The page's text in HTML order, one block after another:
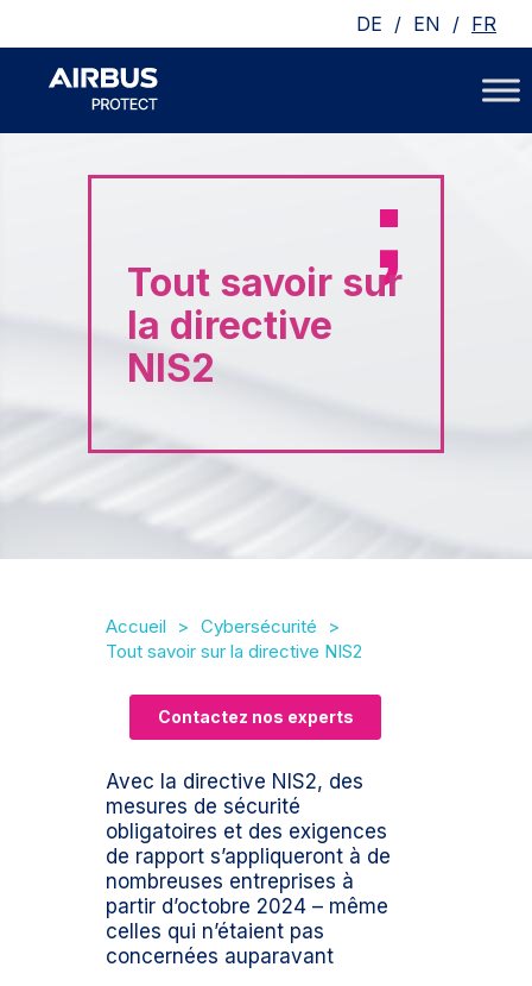
DE / EN / FR
Tout savoir sur
la directive
NIS2
Accueil
Cybersécurité
Tout savoir sur la directive NIS2
Contactez nos experts
Avec la directive NIS2, des
mesures de sécurité
obligatoires et des exigences
de rapport s’appliqueront à de
nombreuses entreprises à
partir d’octobre 2024 – même
celles qui n’étaient pas
concernées auparavant